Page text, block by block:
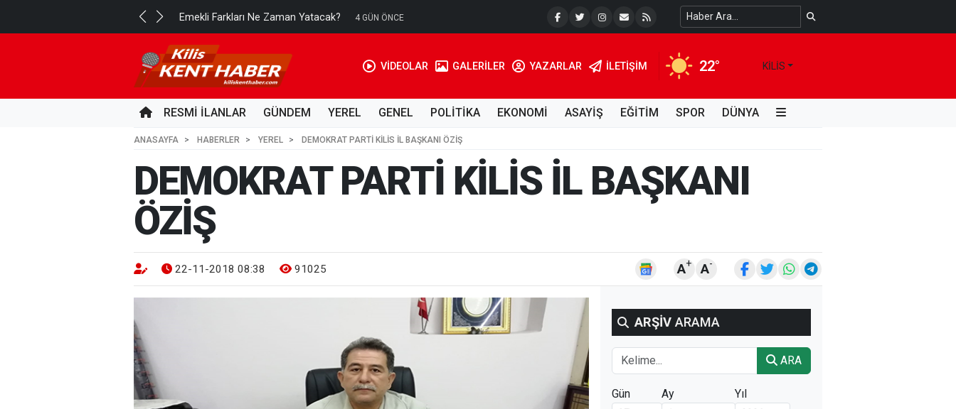
Emekli Farkları Ne Zaman Yatacak? 4 GÜN ÖNCE Su Kuyusu Temiz Suya Erişimde Kalıcı Bir Çözüm
VİDEOLAR GALERİLER YAZARLAR İLETIŞIM 22° KILIS
RESMİ İLANLAR GÜNDEM YEREL GENEL POLİTİKA EKONOMİ ASAYİŞ EĞİTİM SPOR DÜNYA
ANASAYFA HABERLER YEREL DEMOKRAT PARTİ KİLİS İL BAŞKANI ÖZİŞ
DEMOKRAT PARTİ KİLİS İL BAŞKANI
ÖZİŞ
22-11-2018 08:38 91025 A+ A-
ARŞİV ARAMA
ARA
Gün Ay Yıl